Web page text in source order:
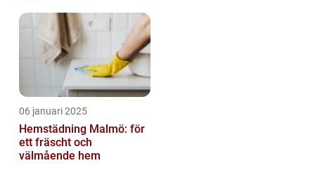
06 januari 2025
Hemstädning Malmö: för
ett fräscht och
välmående hem